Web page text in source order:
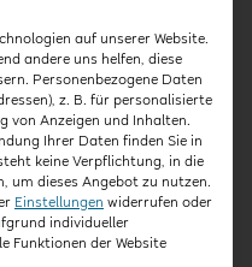
und
werden
und
in Zeiten
Wie behält man
Familien
Blick? Und wie
auf unserer Website.
andere uns helfen, diese
Personenbezogene Daten
z. B. für personalisierte
von Anzeigen und Inhalten.
Ihrer Daten finden Sie in
keine Verpflichtung, in die
um dieses Angebot zu nutzen.
Einstellungen widerrufen oder
individueller
Funktionen der Website